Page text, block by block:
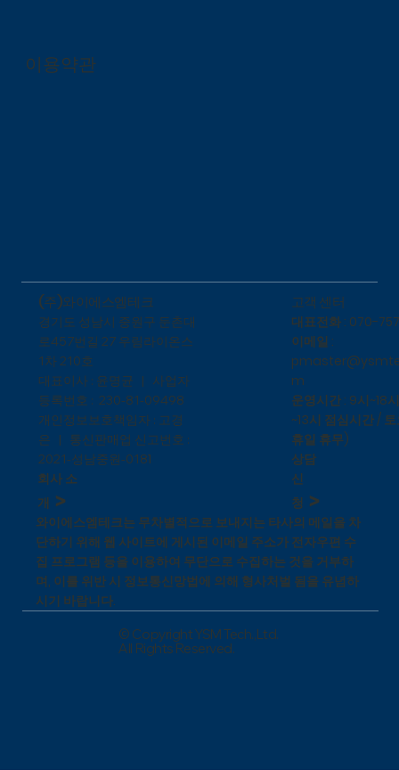
이용약관
와이에스엠테크는 무차별적으로 보내지는 타사의 메일을 차
단하기 위해 웹 사이트에 게시된 이메일 주소가 전자우편 수
집 프로그램 등을 이용하여 무단으로 수집하는 것을 거부하
며, 이를 위반 시 정보통신망법에 의해 형사처벌 됨을 유념하
시기 바랍니다.
(주)와이에스엠테크
​경기도 성남시 중원구 둔촌대
로457번길 27 우림라이온스
1차 210호
대표이사 : 윤명균 | 사업자
등록번호 : 230-81-09498
개인정보보호책임자 : 고경
은 | 통신판매업 신고번호 :
2021-성남중원-0181
회사 소
개 >
​고객 센터
대표전화 : 070-
이메일 :
m
운영시간 : 9시~18
~13시 점심시간 /
휴일 휴무)
상담
신
청 >
© Copyright YSM Tech.,Ltd.
All Rights Reserved.